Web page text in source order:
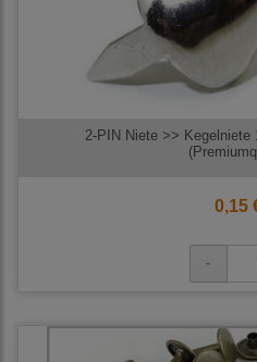
2-PIN Niete >>
0,15